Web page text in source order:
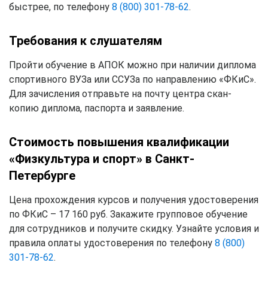
быстрее, по телефону 8 (800) 301-78-62.
Требования к слушателям
Пройти обучение в АПОК можно при наличии диплома
спортивного ВУЗа или ССУЗа по направлению «ФКиС».
Для зачисления отправьте на почту центра скан-
копию диплома, паспорта и заявление.
Стоимость повышения квалификации
«Физкультура и спорт» в Санкт-
Петербурге
Цена прохождения курсов и получения удостоверения
по ФКиС – 17 160 руб. Закажите групповое обучение
для сотрудников и получите скидку. Узнайте условия и
правила оплаты удостоверения по телефону 8 (800)
301-78-62.